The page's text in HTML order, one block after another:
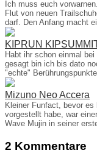
Ich muss euch
Flut von neuen
darf. Den Anfang macht
KIPRUN
Habt ihr schon einmal
gesagt bin ich bis dato
"echte"
Mizuno Neo Accera
Kleiner Funfact, bevor
vorgestellt habe, war
Wave Mujin in seiner
2 Kommentare